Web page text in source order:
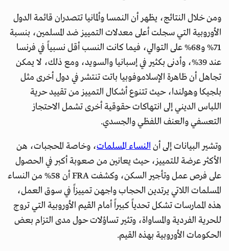
ومن خلال النتائج، يظهر أن النمسا وألمانيا تتصدران قائمة الدول
الأوروبية التي سجلت أعلى معدلات التمييز ضد المسلمين، بنسبة
71% و68% على التوالي، فيما كانت النسب أقل نسبياً في فرنسا
عند 39%، وأدنى بكثير في إسبانيا والسويد، ومع ذلك، لا يمكن
تجاهل أن ظاهرة الإسلاموفوبيا باتت تنتشر في دول أخرى مثل
بلجيكا وهولندا، حيث تتنوع أشكال التمييز من تقييد حرية
اللباس الديني إلى انتهاكات حقوقية أخرى تشمل الاحتجاز
التعسفي والعنف اللفظي والجسدي.
وتشير البيانات إلى أن النساء المسلمات، وخاصة المحجبات، هن
الأكثر عرضة للتمييز، حيث يعانين من صعوبة أكبر في الحصول
على فرص عمل وتأجير السكن، وكشفت FRA أن 58% من النساء
المسلمات اللاتي يرتدين الحجاب واجهن تمييزاً في سوق العمل،
هذه الممارسات تشكل تحدياً كبيراً أمام القيم الأوروبية التي تروج
للحرية الفردية والمساواة، وتثير تساؤلات حول مدى التزام بعض
الحكومات الأوروبية بهذه القيم.